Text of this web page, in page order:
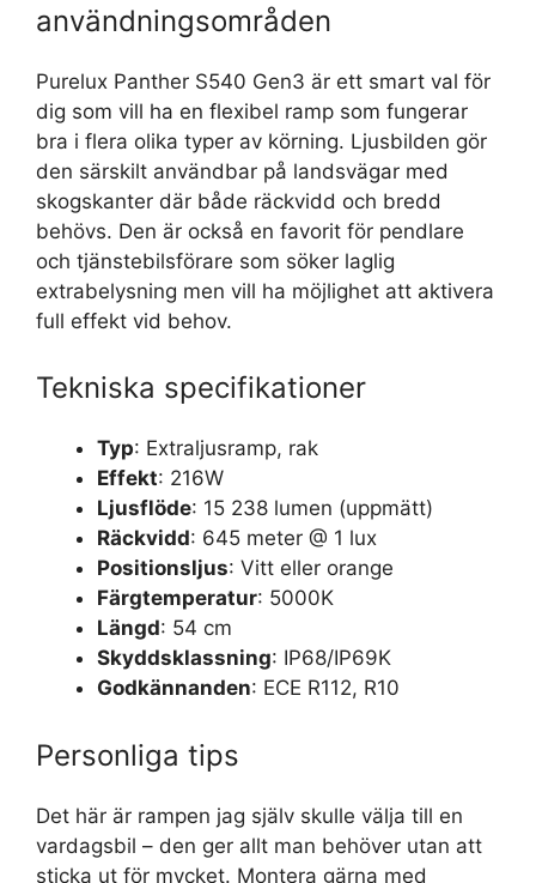
användningsområden
Purelux Panther S540 Gen3 är ett smart val för
dig som vill ha en flexibel ramp som fungerar
bra i flera olika typer av körning. Ljusbilden gör
den särskilt användbar på landsvägar med
skogskanter där både räckvidd och bredd
behövs. Den är också en favorit för pendlare
och tjänstebilsförare som söker laglig
extrabelysning men vill ha möjlighet att aktivera
full effekt vid behov.
Tekniska specifikationer
Typ: Extraljusramp, rak
Effekt: 216W
Ljusflöde: 15 238 lumen (uppmätt)
Räckvidd: 645 meter @ 1 lux
Positionsljus: Vitt eller orange
Färgtemperatur: 5000K
Längd: 54 cm
Skyddsklassning: IP68/IP69K
Godkännanden: ECE R112, R10
Personliga tips
Det här är rampen jag själv skulle välja till en
vardagsbil – den ger allt man behöver utan att
sticka ut för mycket. Montera gärna med